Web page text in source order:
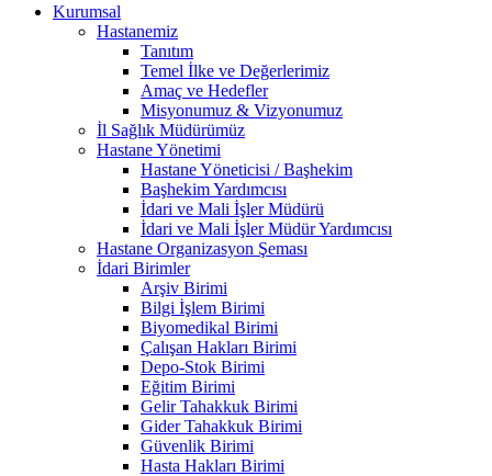
Kurumsal
Hastanemiz
Tanıtım
Temel İlke ve Değerlerimiz
Amaç ve Hedefler
Misyonumuz & Vizyonumuz
İl Sağlık Müdürümüz
Hastane Yönetimi
Hastane Yöneticisi / Başhekim
Başhekim Yardımcısı
İdari ve Mali İşler Müdürü
İdari ve Mali İşler Müdür Yardımcısı
Hastane Organizasyon Şeması
İdari Birimler
Arşiv Birimi
Bilgi İşlem Birimi
Biyomedikal Birimi
Çalışan Hakları Birimi
Depo-Stok Birimi
Eğitim Birimi
Gelir Tahakkuk Birimi
Gider Tahakkuk Birimi
Güvenlik Birimi
Hasta Hakları Birimi